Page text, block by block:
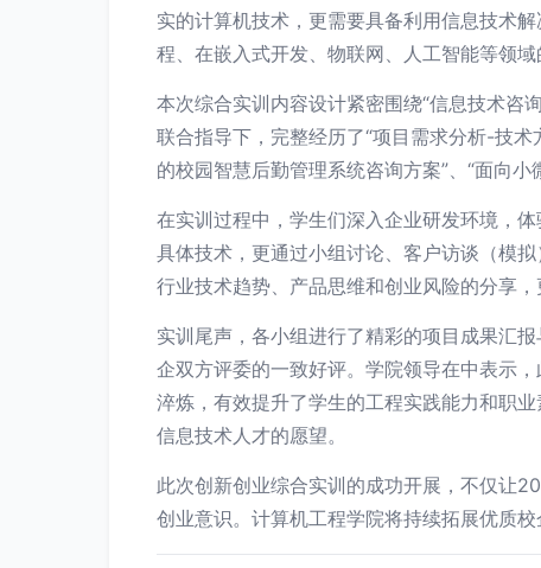
实的计算机技术，更需要具备利用信息技术
程、在嵌入式开发、物联网、人工智能等领
本次综合实训内容设计紧密围绕“信息技术咨
联合指导下，完整经历了“项目需求分析-技
的校园智慧后勤管理系统咨询方案”、“面向
在实训过程中，学生们深入企业研发环境，
具体技术，更通过小组讨论、客户访谈（模
行业技术趋势、产品思维和创业风险的分享，
实训尾声，各小组进行了精彩的项目成果汇
企双方评委的一致好评。学院领导在中表示
淬炼，有效提升了学生的工程实践能力和职
信息技术人才的愿望。
此次创新创业综合实训的成功开展，不仅让
创业意识。计算机工程学院将持续拓展优质